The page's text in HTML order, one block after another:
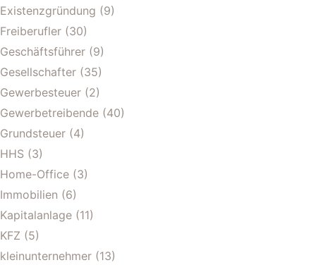
Existenzgründung (9)
Freiberufler (30)
Geschäftsführer (9)
Gesellschafter (35)
Gewerbesteuer (2)
Gewerbetreibende (40)
Grundsteuer (4)
HHS (3)
Home-Office (3)
Immobilien (6)
Kapitalanlage (11)
KFZ (5)
kleinunternehmer (13)